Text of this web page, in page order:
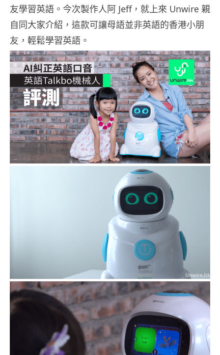
友學習英語。今次製作人阿 Jeff，就上來 Unwire 親
自同大家介紹，這款可讓母語並非英語的香港小朋
友，輕鬆學習英語。